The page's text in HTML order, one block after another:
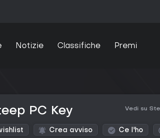
Notizie Classifiche Premi
PC Key Vedi su
Crea avviso Ce l'ho